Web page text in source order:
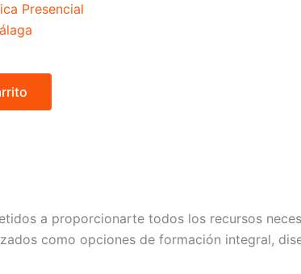
Presencial
a proporcionarte todos los recursos
como opciones de formación integral,